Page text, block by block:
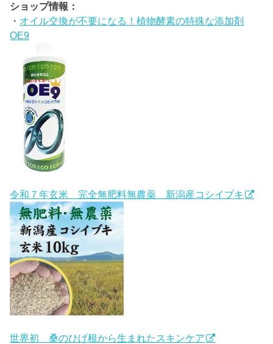
ショップ情報：
・ オイル交換が不要になる！植物酵素の特殊な添加剤
OE9
令和７年玄米 完全無肥料無農薬 新潟産コシイブキ
世界初 桑のひげ根から生まれたスキンケア